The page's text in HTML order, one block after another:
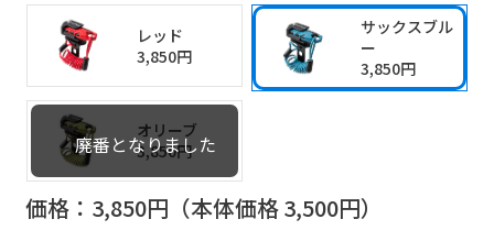
レッド
3,850円
ー
3,850円
オリーブ
3,850円
価格：3,850円（本体価格
レッド
3,850円
ー
3,850円
オリーブ
3,850円
価格：3,850円（本体価格
レッド
3,850円
ー
3,850円
オリーブ
3,850円
価格：3,850円（本体価格
レッド
3,850円
サックスブル
ー
3,850円
オリーブ
3,850円
価格： 3,850円（本体価格3,500円）